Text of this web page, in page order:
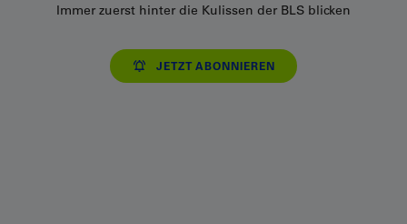
Immer zuerst hinter die Kulissen der BLS blicken
JETZT ABONNIEREN